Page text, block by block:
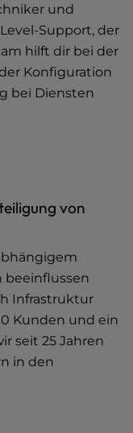
und
Support, der
hilft dir bei der
Konfiguration
bei Diensten
von
beeinflussen
Infrastruktur
Kunden und ein
seit 25 Jahren
in den